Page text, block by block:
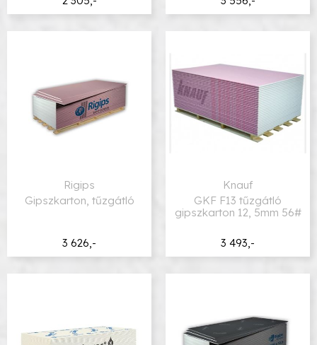
3 626,-
Rigips
Gipszkarton, tűzgátló
3 493,-
Knauf
GKF F13 tűzgátló
gipszkarton 12, 5mm 56#